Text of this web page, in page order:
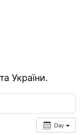
України.
Day